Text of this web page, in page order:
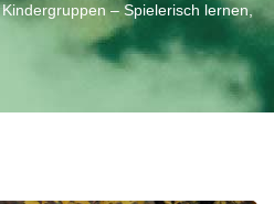
– Spielerisch lernen,